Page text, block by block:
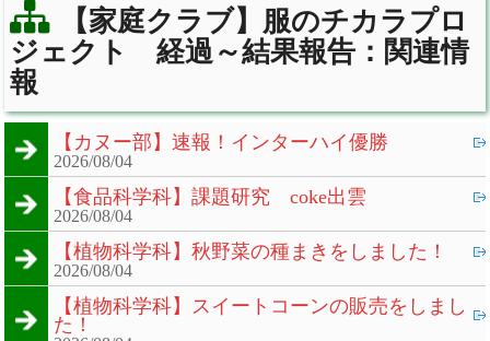
【家庭クラブ】服のチカラプロ
ジェクト 経過～結果報告：関連情
報
【カヌー部】速報！インターハイ優勝
2026/08/04
【食品科学科】課題研究 coke出雲
2026/08/04
【植物科学科】秋野菜の種まきをしました！
2026/08/04
【植物科学科】スイートコーンの販売をしまし
た！